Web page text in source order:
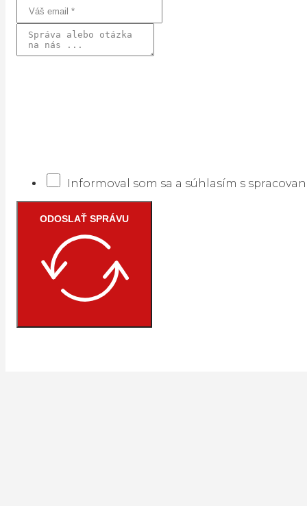
Informoval som sa a súhlasím s
ODOSLAŤ SPRÁVU